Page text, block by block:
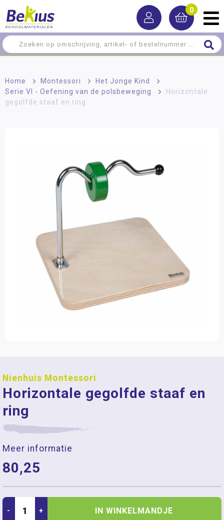
0
Home > Montessori > Het Jonge Kind
>
Serie VI - Oefening van de polsbeweging
>
Horizontale
gegolfde staaf en ring
Nienhuis Montessori
Horizontale gegolfde staaf en
ring
Meer informatie
80,25
- + IN WINKELMANDJE